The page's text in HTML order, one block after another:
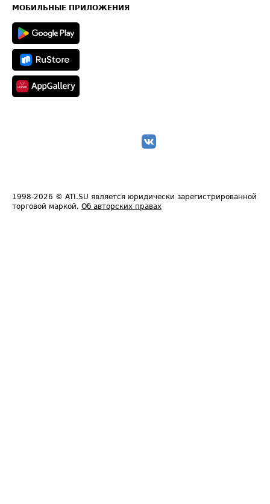
Техническая информация
МОБИЛЬНЫЕ ПРИЛОЖЕНИЯ
1998-2026 © ATI.SU является юридически зарегистрированной
торговой маркой. Об авторских правах